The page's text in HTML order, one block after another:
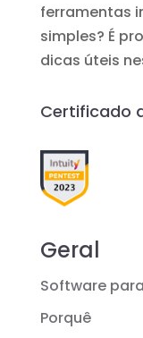
ferramentas
simples? É
dicas úteis
Certificado
Geral
Software
Porquê